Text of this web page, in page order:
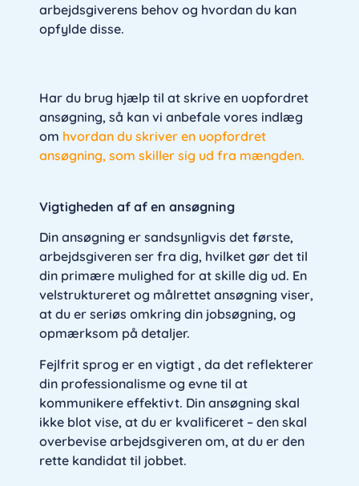
arbejdsgiverens behov og hvordan du kan
opfylde disse.
Har du brug hjælp til at skrive en uopfordret
ansøgning, så kan vi anbefale vores indlæg
om hvordan du skriver en uopfordret
ansøgning, som skiller sig ud fra mængden.
Vigtigheden af af en ansøgning
Din ansøgning er sandsynligvis det første,
arbejdsgiveren ser fra dig, hvilket gør det til
din primære mulighed for at skille dig ud. En
velstruktureret og målrettet ansøgning viser,
at du er seriøs omkring din jobsøgning, og
opmærksom på detaljer.
Fejlfrit sprog er en vigtigt , da det reflekterer
din professionalisme og evne til at
kommunikere effektivt. Din ansøgning skal
ikke blot vise, at du er kvalificeret – den skal
overbevise arbejdsgiveren om, at du er den
rette kandidat til jobbet.